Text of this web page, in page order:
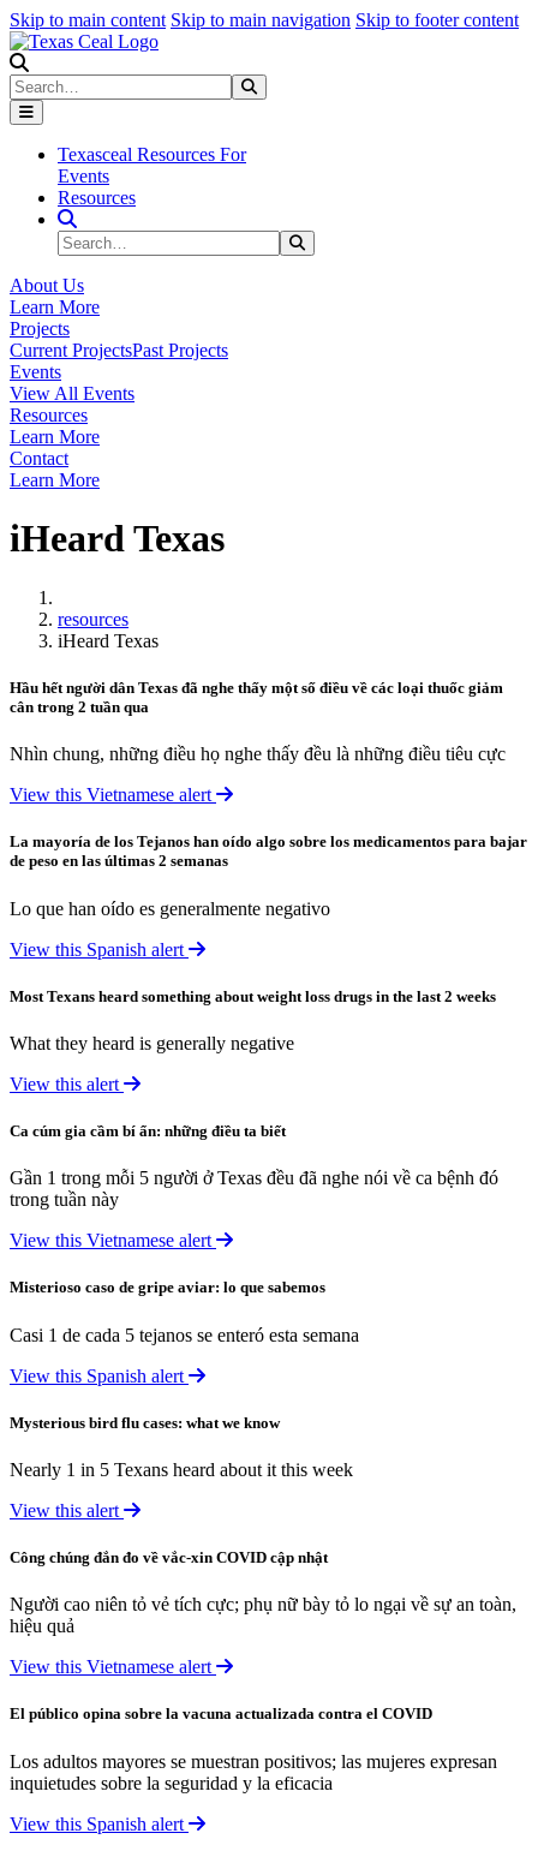
Skip to main content Skip to main navigation Skip to footer content
Search
Texasceal Resources For
Events
Resources
Search Site
Search
About Us
Learn More
Projects
Current ProjectsPast Projects
Events
View All Events
Resources
Learn More
Contact
Learn More
iHeard Texas
resources
iHeard Texas
Hầu hết người dân Texas đã nghe thấy một số điều về các loại thuốc giảm
cân trong 2 tuần qua
Nhìn chung, những điều họ nghe thấy đều là những điều tiêu cực
View this Vietnamese alert
La mayoría de los Tejanos han oído algo sobre los medicamentos para bajar
de peso en las últimas 2 semanas
Lo que han oído es generalmente negativo
View this Spanish alert
Most Texans heard something about weight loss drugs in the last 2 weeks
What they heard is generally negative
View this alert
Ca cúm gia cầm bí ẩn: những điều ta biết
Gần 1 trong mỗi 5 người ở Texas đều đã nghe nói về ca bệnh đó
trong tuần này
View this Vietnamese alert
Misterioso caso de gripe aviar: lo que sabemos
Casi 1 de cada 5 tejanos se enteró esta semana
View this Spanish alert
Mysterious bird flu cases: what we know
Nearly 1 in 5 Texans heard about it this week
View this alert
Công chúng đắn đo về vắc-xin COVID cập nhật
Người cao niên tỏ vẻ tích cực; phụ nữ bày tỏ lo ngại về sự an toàn,
hiệu quả
View this Vietnamese alert
El público opina sobre la vacuna actualizada contra el COVID
Los adultos mayores se muestran positivos; las mujeres expresan
inquietudes sobre la seguridad y la eficacia
View this Spanish alert